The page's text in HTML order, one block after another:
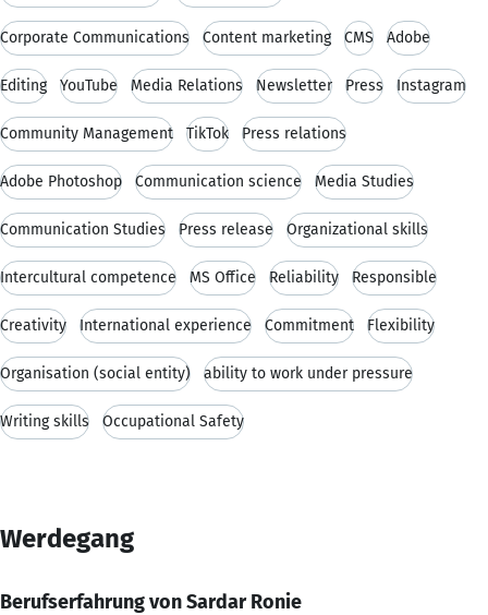
Corporate Communications Content marketing CMS Adobe
Editing YouTube Media Relations Newsletter Press Instagram
Community Management TikTok Press relations
Adobe Photoshop Communication science Media Studies
Communication Studies Press release Organizational skills
Intercultural competence MS Office Reliability Responsible
Creativity International experience Commitment Flexibility
Organisation (social entity) ability to work under pressure
Writing skills Occupational Safety
Werdegang
Berufserfahrung von Sardar Ronie